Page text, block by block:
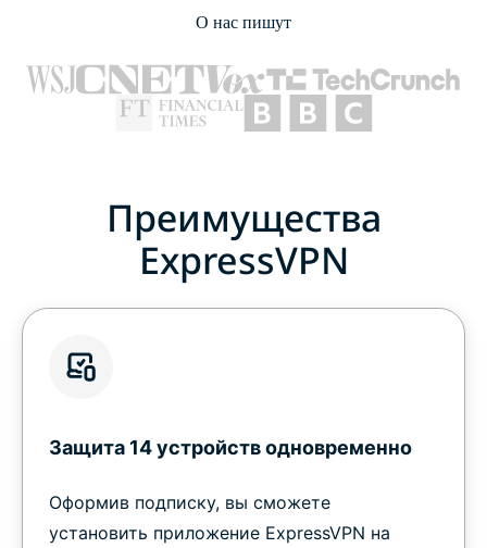
О нас пишут
Преимущества
ExpressVPN
Защита 14 устройств одновременно
Оформив подписку, вы сможете
установить приложение ExpressVPN на